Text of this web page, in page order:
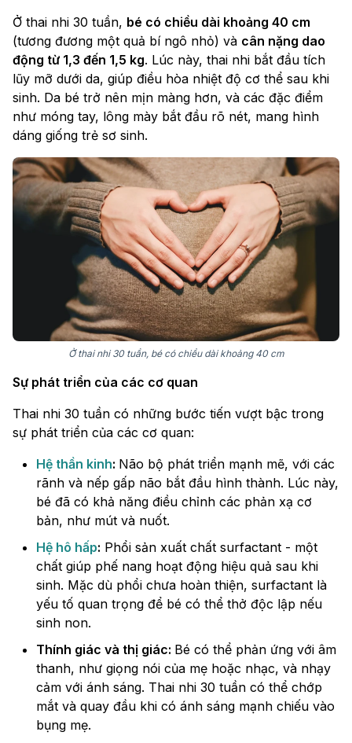
Ở thai nhi 30 tuần, bé có chiều dài khoảng 40 cm
(tương đương một quả bí ngô nhỏ) và cân nặng dao
động từ 1,3 đến 1,5 kg. Lúc này, thai nhi bắt đầu tích
lũy mỡ dưới da, giúp điều hòa nhiệt độ cơ thể sau khi
sinh. Da bé trở nên mịn màng hơn, và các đặc điểm
như móng tay, lông mày bắt đầu rõ nét, mang hình
dáng giống trẻ sơ sinh.
Ở thai nhi 30 tuần, bé có chiều dài khoảng 40 cm
Sự phát triển của các cơ quan
Thai nhi 30 tuần có những bước tiến vượt bậc trong
sự phát triển của các cơ quan:
Hệ thần kinh: Não bộ phát triển mạnh mẽ, với các
rãnh và nếp gấp não bắt đầu hình thành. Lúc này,
bé đã có khả năng điều chỉnh các phản xạ cơ
bản, như mút và nuốt.
Hệ hô hấp: Phổi sản xuất chất surfactant - một
chất giúp phế nang hoạt động hiệu quả sau khi
sinh. Mặc dù phổi chưa hoàn thiện, surfactant là
yếu tố quan trọng để bé có thể thở độc lập nếu
sinh non.
Thính giác và thị giác: Bé có thể phản ứng với âm
thanh, như giọng nói của mẹ hoặc nhạc, và nhạy
cảm với ánh sáng. Thai nhi 30 tuần có thể chớp
mắt và quay đầu khi có ánh sáng mạnh chiếu vào
bụng mẹ.